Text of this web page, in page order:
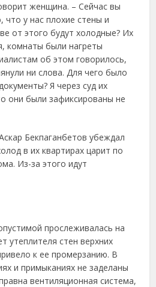
женщина. – Сейчас вы
что у нас плохие стены и
от этого будут холодные? Их
комнаты были нагреты
об этом говорилось,
ни слова. Для чего было
Я через суд их
они были зафиксированы не
Бекпаганбетов убеждал
в их квартирах царит по
Из-за этого идут
прослеживалась на
утеплителя стен верхних
к ее промерзанию. В
и примыканиях не заделаны
вентиляционная система,